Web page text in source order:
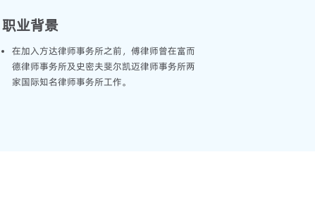
职业背景
在加入方达律师事务所之前，傅律师曾在富而
德律师事务所及史密夫斐尔凯迈律师事务所两
家国际知名律师事务所工作。